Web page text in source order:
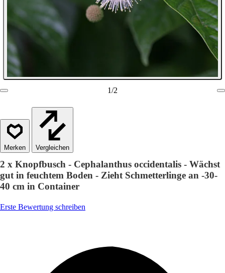
1/2
Vergleichen
2 x Knopfbusch - Cephalanthus occidentalis - Wächst
gut in feuchtem Boden - Zieht Schmetterlinge an -30-
40 cm in Container
Erste Bewertung schreiben